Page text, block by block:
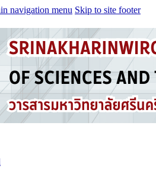
navigation menu Skip to site footer